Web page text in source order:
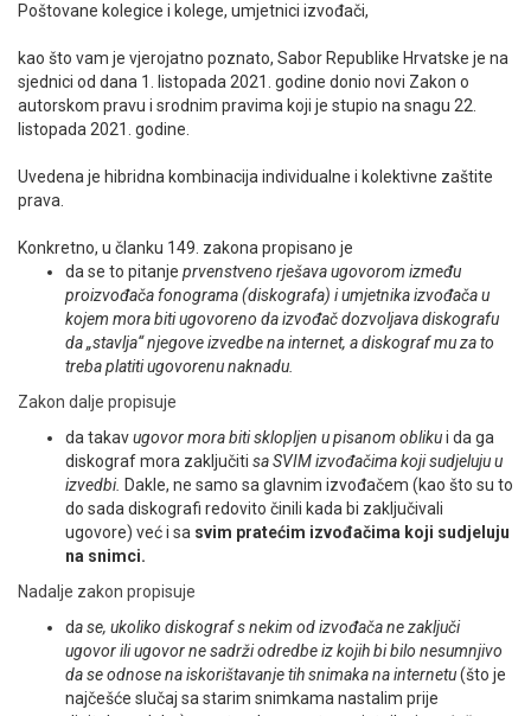
NEISPLAĆENO
HRVATSKI
ENGLISH
Poštovane kolegice i kolege, umjetnici izvođači,
kao što vam je vjerojatno poznato, Sabor Republike Hrvatske je na
sjednici od dana 1. listopada 2021. godine donio novi Zakon o
autorskom pravu i srodnim pravima koji je stupio na snagu 22.
listopada 2021. godine.
Uvedena je hibridna kombinacija individualne i kolektivne zaštite
prava.
Konkretno, u članku 149. zakona propisano je
da se to pitanje prvenstveno rješava ugovorom između
proizvođača fonograma (diskografa) i umjetnika izvođača u
kojem mora biti ugovoreno da izvođač dozvoljava diskografu
da „stavlja“ njegove izvedbe na internet, a diskograf mu za to
treba platiti ugovorenu naknadu.
Zakon dalje propisuje
da takavugovor mora biti sklopljen u pisanom oblikui da ga
diskograf mora zaključiti sa SVIM izvođačima koji sudjeluju u
izvedbi. Dakle, ne samo sa glavnim izvođačem (kao što su to
do sada diskografi redovito činili kada bi zaključivali
ugovore) već i sa svim pratećim izvođačima koji sudjeluju
na snimci.
Nadalje zakon propisuje
da se, ukoliko diskograf s nekim od izvođača ne zaključi
ugovor ili ugovor ne sadrži odredbe iz kojih bi bilo nesumnjivo
da se odnose na iskorištavanje tih snimaka na internetu(što je
najčešće slučaj sa starim snimkama nastalim prije